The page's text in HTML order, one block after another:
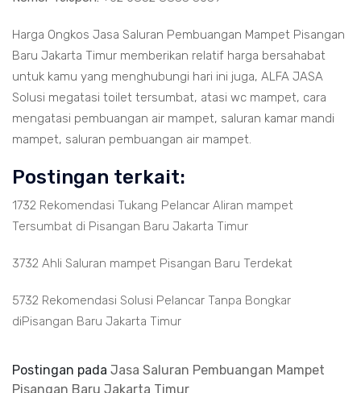
Harga Ongkos Jasa Saluran Pembuangan Mampet Pisangan
Baru Jakarta Timur memberikan relatif harga bersahabat
untuk kamu yang menghubungi hari ini juga, ALFA JASA
Solusi megatasi toilet tersumbat, atasi wc mampet, cara
mengatasi pembuangan air mampet, saluran kamar mandi
mampet, saluran pembuangan air mampet.
Postingan terkait:
1732 Rekomendasi Tukang Pelancar Aliran mampet
Tersumbat di Pisangan Baru Jakarta Timur
3732 Ahli Saluran mampet Pisangan Baru Terdekat
5732 Rekomendasi Solusi Pelancar Tanpa Bongkar
diPisangan Baru Jakarta Timur
Postingan pada Jasa Saluran Pembuangan Mampet
Pisangan Baru Jakarta Timur